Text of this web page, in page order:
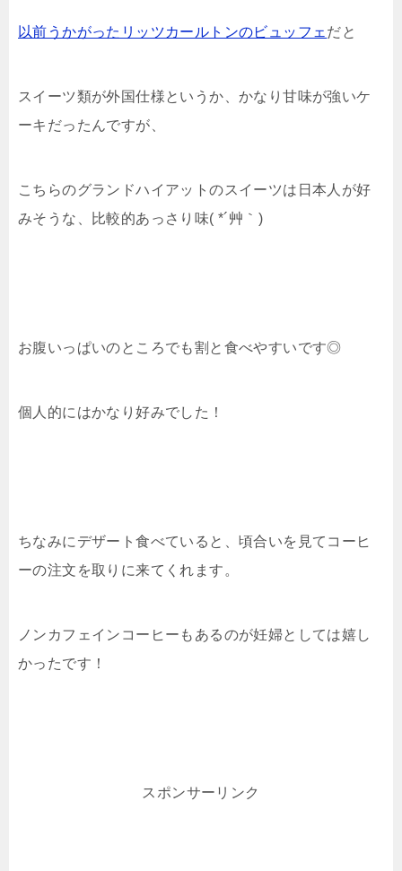
以前うかがったリッツカールトンのビュッフェだと
スイーツ類が外国仕様というか、かなり甘味が強いケ
ーキだったんですが、
こちらのグランドハイアットのスイーツは日本人が好
みそうな、比較的あっさり味( *´艸｀)
お腹いっぱいのところでも割と食べやすいです◎
個人的にはかなり好みでした！
ちなみにデザート食べていると、頃合いを見てコーヒ
ーの注文を取りに来てくれます。
ノンカフェインコーヒーもあるのが妊婦としては嬉し
かったです！
スポンサーリンク